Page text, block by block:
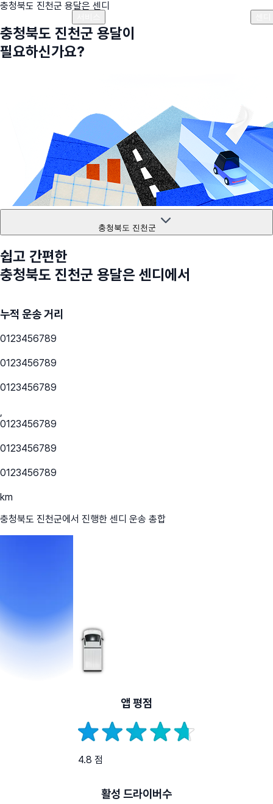
충청북도 진천군 용달은 센디
충청북도 진천군 용달이
필요하신가요?
충청북도 진천군
쉽고 간편한
충청북도 진천군 용달은 센디에서
누적 운송 거리
0123456789
0123456789
0123456789
,
0123456789
0123456789
0123456789
km
충청북도 진천군에서 진행한 센디 운송 총합
앱 평점
4.8 점
활성 드라이버수